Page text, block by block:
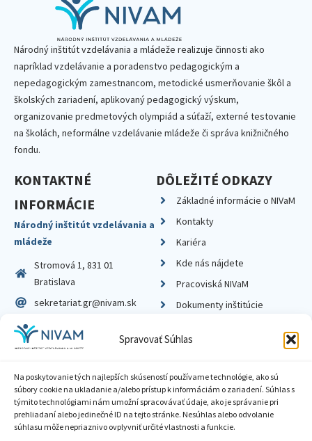
Spravovať Súhlas
Na poskytovanie tých najlepších skúseností používame technológie, ako sú
súbory cookie na ukladanie a/alebo prístup k informáciám o zariadení. Súhlas s
týmito technológiami nám umožní spracovávať údaje, ako je správanie pri
prehliadaní alebo jedinečné ID na tejto stránke. Nesúhlas alebo odvolanie
súhlasu môže nepriaznivo ovplyvniť určité vlastnosti a funkcie.
Národný inštitút vzdelávania a mládeže realizuje činnosti ako
napríklad vzdelávanie a poradenstvo pedagogickým a
nepedagogickým zamestnancom, metodické usmerňovanie škôl a
školských zariadení, aplikovaný pedagogický výskum,
organizovanie predmetových olympiád a súťaží, externé testovanie
na školách, neformálne vzdelávanie mládeže či správa knižničného
fondu.
KONTAKTNÉ
INFORMÁCIE
Národný inštitút vzdelávania a
mládeže
Stromová 1, 831 01
Bratislava
sekretariat.gr@nivam.sk
IČO: 00164348
DIČ: 2020798714
DÔLEŽITÉ ODKAZY
Základné informácie o NIVaM
Kontakty
Kariéra
Kde nás nájdete
Pracoviská NIVaM
Dokumenty inštitúcie
Zásady ochrany súkromia